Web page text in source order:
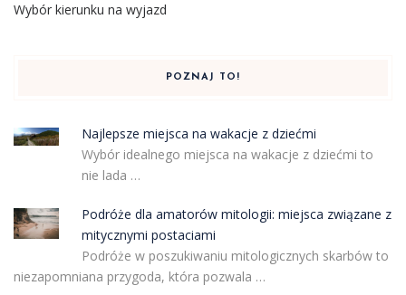
Wybór kierunku na wyjazd
POZNAJ TO!
Najlepsze miejsca na wakacje z dziećmi
Wybór idealnego miejsca na wakacje z dziećmi to
nie lada …
Podróże dla amatorów mitologii: miejsca związane z
mitycznymi postaciami
Podróże w poszukiwaniu mitologicznych skarbów to
niezapomniana przygoda, która pozwala …